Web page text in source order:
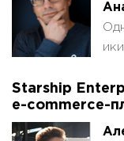
ики
Starship
e-commerce-